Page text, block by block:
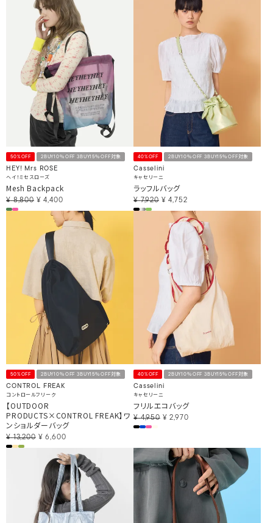
50%OFF 2BUY10％OFF 3BUY15％OFF対象
HEY! Mrs ROSE
ヘイ！ミセスローズ
Mesh Backpack
¥ 8,800 ¥ 4,400
40%OFF 2BUY10％OFF 3BUY15％OFF対象
Casselini
キャセリーニ
ラッフルバッグ
¥ 7,920 ¥ 4,752
50%OFF 2BUY10％OFF 3BUY15％OFF対象
CONTROL FREAK
コントロールフリーク
【OUTDOOR
PRODUCTS×CONTROL FREAK】ワ
ンショルダーバッグ
¥ 13,200 ¥ 6,600
40%OFF 2BUY10％OFF 3BUY15％OFF対象
Casselini
キャセリーニ
フリルエコバッグ
¥ 4,950 ¥ 2,970